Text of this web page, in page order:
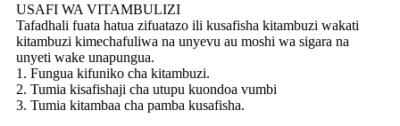
USAFI WA VITAMBULIZI
Tafadhali fuata hatua zifuatazo ili kusafisha kitambuzi wakati
kitambuzi kimechafuliwa na unyevu au moshi wa sigara na
unyeti wake unapungua.
1. Fungua kifuniko cha kitambuzi.
2. Tumia kisafishaji cha utupu kuondoa vumbi
3. Tumia kitambaa cha pamba kusafisha.